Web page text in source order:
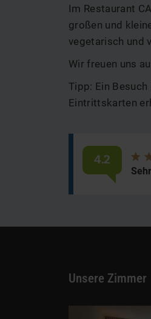
Im Restaurant
großen und
vegetarisch und
Wir freuen uns
Tipp: Ein
Eintrittskarten
4.2
von
5
Unsere Zimmer